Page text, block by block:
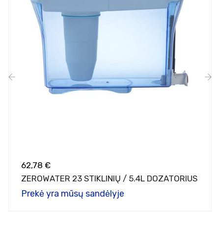
62,78 €
ZEROWATER 23 STIKLINIŲ / 5.4L DOZATORIUS
Prekė yra mūsų sandėlyje